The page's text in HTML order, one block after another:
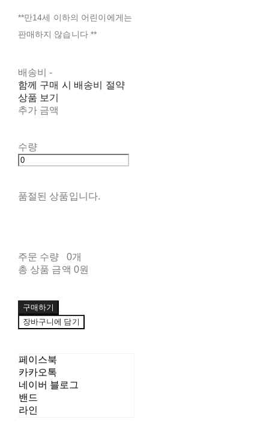
**만14세 이하의 어린이에게는
판매하지 않습니다 **
배송비-
함께 구매 시 배송비 절약
상품 보기
추가 금액
수량
품절된 상품입니다.
주문 수량
0개
총 상품 금액 0원
구매하기
장바구니에 담기
페이스북
카카오톡
네이버 블로그
밴드
라인